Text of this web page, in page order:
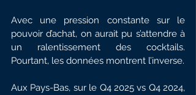
Avec une pression constante sur le
pouvoir d’achat, on aurait pu s’attendre à
un ralentissement des cocktails.
Pourtant, les données montrent l’inverse.
Aux Pays-Bas, sur le Q4 2025 vs Q4 2024,